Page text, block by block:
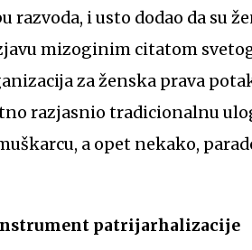
razvoda, i usto dodao da su
mizoginim citatom
za ženska prava
razjasnio tradicionalnu
a opet nekako,
patrijarhalizacije